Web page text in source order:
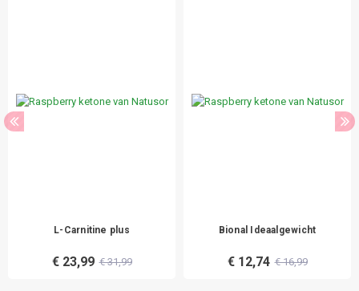
L-Carnitine plus
€ 23,99 € 31,99
Bional Ideaalgewicht
€ 12,74 € 16,99